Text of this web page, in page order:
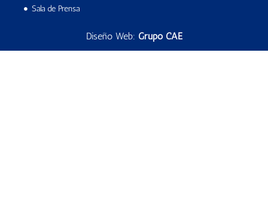
Sala de Prensa
Diseño Web: Grupo CAE